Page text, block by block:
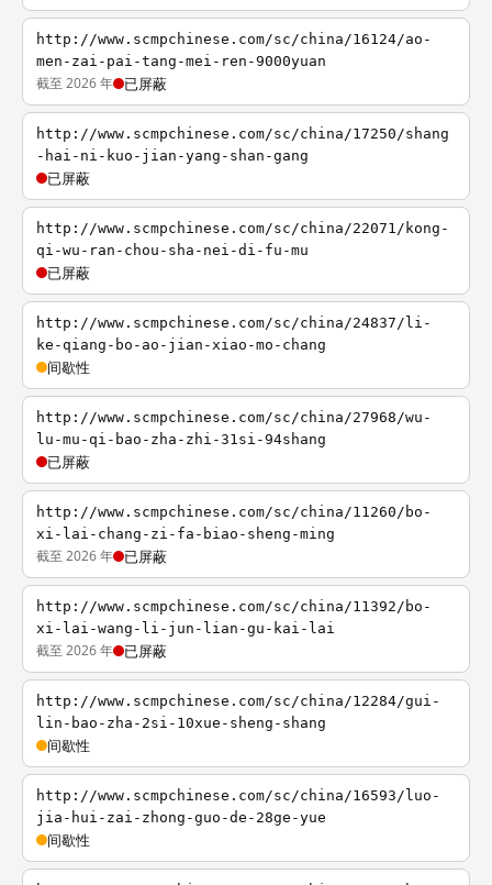
http://www.scmpchinese.com/sc/china/16124/ao-
men-zai-pai-tang-mei-ren-9000yuan
截至 2026 年 已屏蔽
http://www.scmpchinese.com/sc/china/17250/shang
-hai-ni-kuo-jian-yang-shan-gang
已屏蔽
http://www.scmpchinese.com/sc/china/22071/kong-
qi-wu-ran-chou-sha-nei-di-fu-mu
已屏蔽
http://www.scmpchinese.com/sc/china/24837/li-
ke-qiang-bo-ao-jian-xiao-mo-chang
间歇性
http://www.scmpchinese.com/sc/china/27968/wu-
lu-mu-qi-bao-zha-zhi-31si-94shang
已屏蔽
http://www.scmpchinese.com/sc/china/11260/bo-
xi-lai-chang-zi-fa-biao-sheng-ming
截至 2026 年 已屏蔽
http://www.scmpchinese.com/sc/china/11392/bo-
xi-lai-wang-li-jun-lian-gu-kai-lai
截至 2026 年 已屏蔽
http://www.scmpchinese.com/sc/china/12284/gui-
lin-bao-zha-2si-10xue-sheng-shang
间歇性
http://www.scmpchinese.com/sc/china/16593/luo-
jia-hui-zai-zhong-guo-de-28ge-yue
间歇性